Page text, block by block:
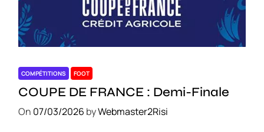
COMPÉTITIONS FOOT
COUPE DE FRANCE : Demi-Finale
On 07/03/2026 byWebmaster2Risi